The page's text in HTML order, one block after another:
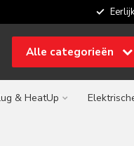
Alle categorieën
& HeatUp